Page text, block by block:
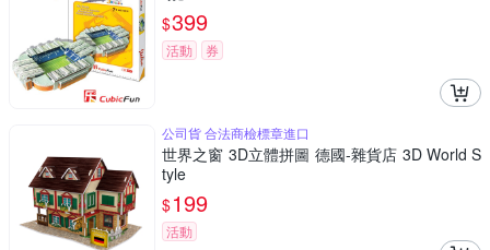
$399
活動 券
公司貨 合法商檢標章進口
世界之窗 3D立體拼圖 德國-雜貨店 3D World S
tyle
$199
活動